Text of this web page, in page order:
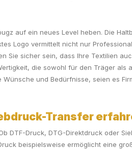
auf ein neues Level heben. Die
Logo vermittelt nicht nur
Sie sicher sein, dass Ihre Textilien
die sowohl für den Träger
und Bedürfnisse, seien es
Transfer
DTF-Druck, DTG-Direktdruck oder
beispielsweise ermöglicht eine